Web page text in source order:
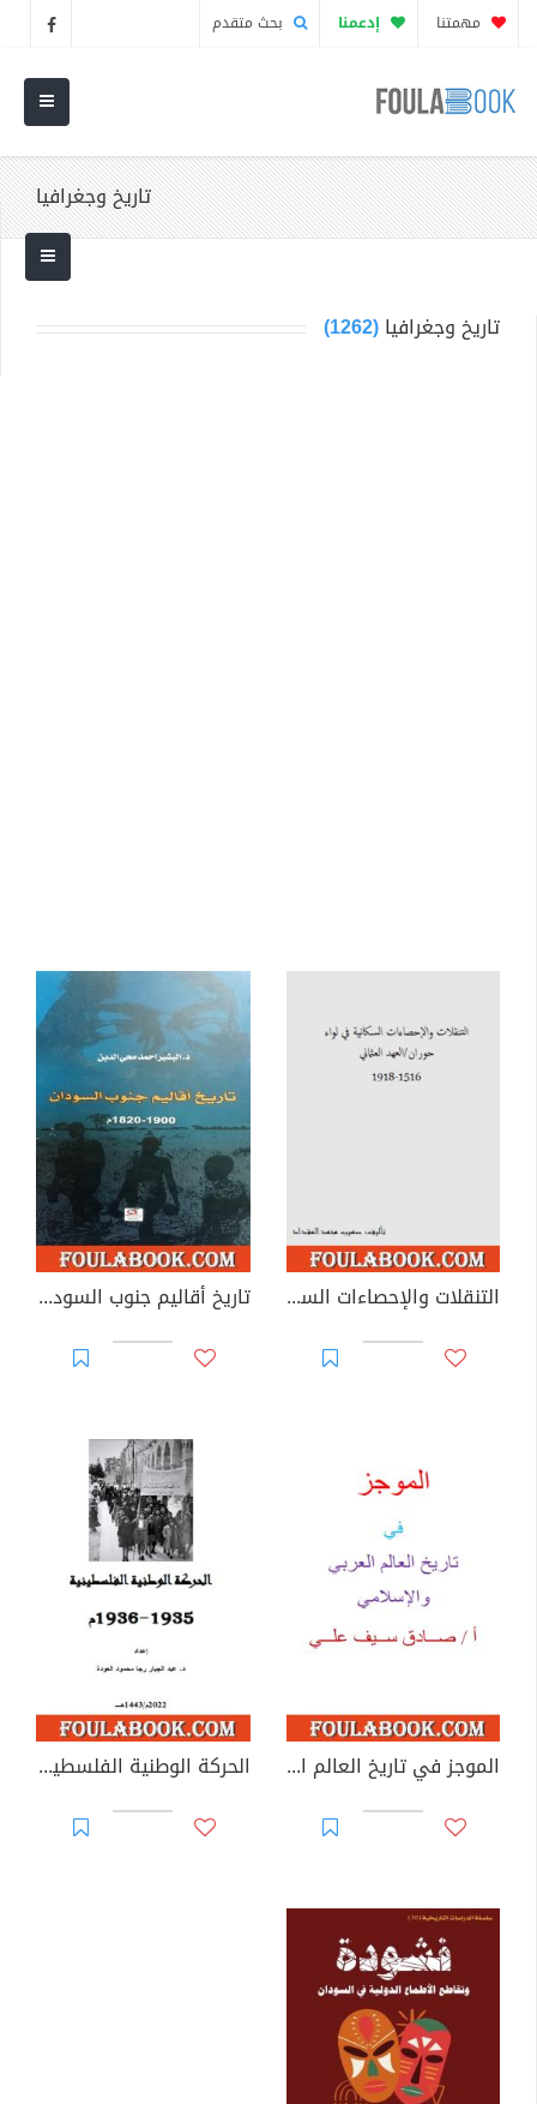
مهمتنا إدعمنا بحث متقدم
تاريخ وجغرافيا
تاريخ وجغرافيا(1262)
التنقلات والإحصاءات السكانية في لواء حوران - العهد العثماني 1516-1918 تاريخ أقاليم جنوب السودان 1820-1900م
الموجز في تاريخ العالم العربي والإسلامي الحركة الوطنية الفلسطينية 1935-1936م